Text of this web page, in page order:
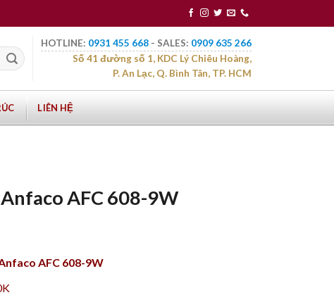
HOTLINE: 0931 455 668 - SALES: 0909 635 266
Số 41 đường số 1, KDC Lý Chiêu Hoàng,
P. An Lạc, Q. Bình Tân, TP. HCM
LIÊN HỆ
AFC 608-9W
AFC 608-9W